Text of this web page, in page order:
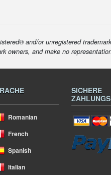
and/or unregistered
and make no
Romanian
French
Spanish
Italian
SICHERE